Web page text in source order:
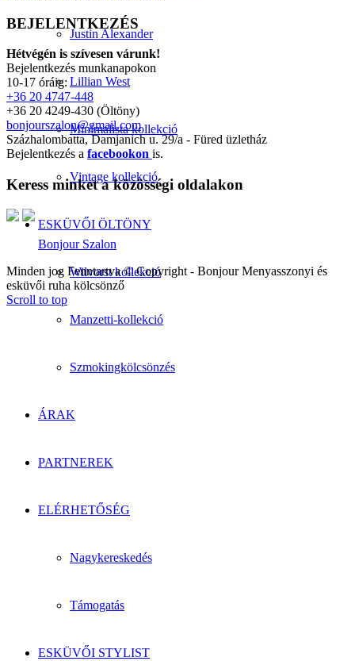
Justin Alexander
Lillian West
Minimalista kollekció
Vintage kollekció
ESKÜVŐI ÖLTÖNY
Wilvorst kollekció
Manzetti-kollekció
Szmokingkölcsönzés
ÁRAK
PARTNEREK
ELÉRHETŐSÉG
Nagykereskedés
Támogatás
ESKÜVŐI STYLIST
BEJELENTKEZÉS
Hétvégén is szívesen várunk!
Bejelentkezés munkanapokon
10-17 óráig:
+36 20 4747-448
+36 20 4249-430 (Öltöny)
bonjourszalon@gmail.com
Százhalombatta, Damjanich u. 29/a - Füred üzletház
Bejelentkezés a facebookon is.
Keress minket a közösségi oldalakon
Bonjour Szalon
Minden jog Fenntartva © Copyright - Bonjour Menyasszonyi és
esküvői ruha kölcsönző
Scroll to top